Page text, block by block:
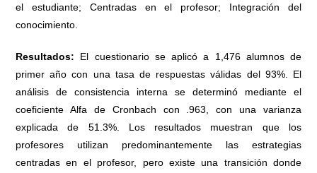
el estudiante; Centradas en el profesor; Integración del
conocimiento.
Resultados: El cuestionario se aplicó a 1,476 alumnos de
primer año con una tasa de respuestas válidas del 93%. El
análisis de consistencia interna se determinó mediante el
coeficiente Alfa de Cronbach con .963, con una varianza
explicada de 51.3%. Los resultados muestran que los
profesores utilizan predominantemente las estrategias
centradas en el profesor, pero existe una transición donde